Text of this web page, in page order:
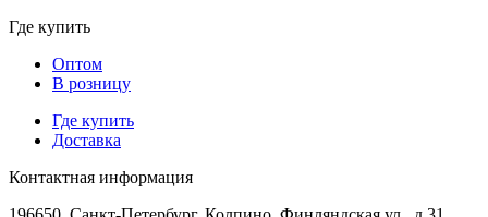
Где купить
Оптом
В розницу
Где купить
Доставка
Контактная информация